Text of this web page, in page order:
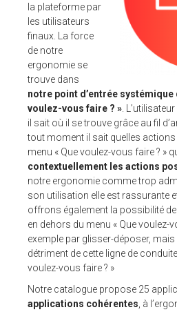
la plateforme par
les utilisateurs
finaux. La force
de notre
ergonomie se
trouve dans
notre point d’entrée systémique
voulez-vous faire ? » .
il sait où il se trouve grâce au fil
tout moment il sait quelles actions
menu « Que voulez-vous faire ? »
contextuellement les actions
notre ergonomie comme trop
son utilisation elle est rassurante
offrons également la possibilité
en dehors du menu « Que voulez-
exemple par glisser-déposer,
détriment de cette ligne de
voulez-vous faire ? »
Notre catalogue propose 25
applications cohérentes, à